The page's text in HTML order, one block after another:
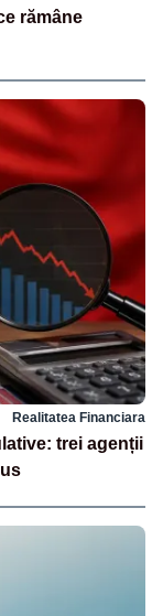
rămâne
Realitatea Financiara
trei agenții